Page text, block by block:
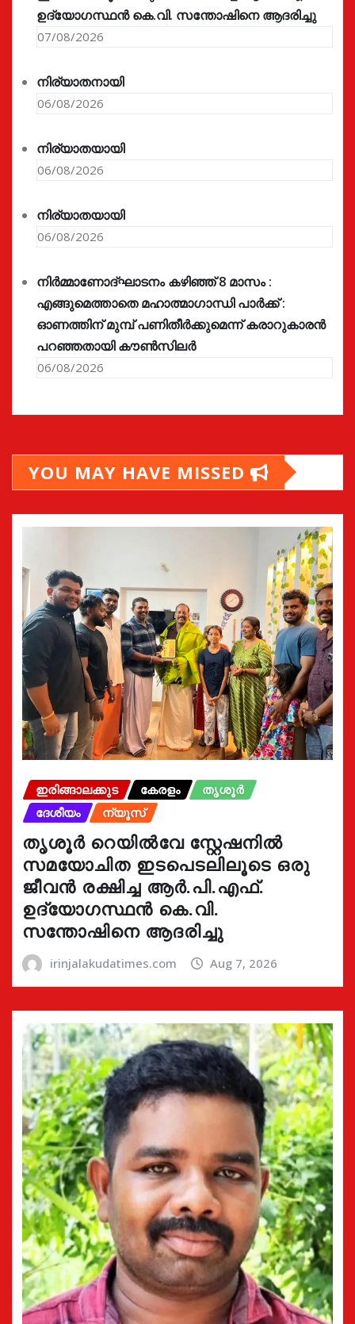
ഉദ്യോഗസ്ഥൻ കെ.വി. സന്തോഷിനെ ആദരിച്ചു
07/08/2026
നിര്യാതനായി
06/08/2026
നിര്യാതയായി
06/08/2026
നിര്യാതയായി
06/08/2026
നിർമ്മാണോദ്ഘാടനം കഴിഞ്ഞ് 8 മാസം :
എങ്ങുമെത്താതെ മഹാത്മാഗാന്ധി പാർക്ക് :
ഓണത്തിന് മുമ്പ് പണിതീർക്കുമെന്ന് കരാറുകാരൻ
പറഞ്ഞതായി കൗൺസിലർ
06/08/2026
YOU MAY HAVE MISSED
ഇരിങ്ങാലക്കുട കേരളം
തൃശൂർ
ദേശീയം
ന്യൂസ്
തൃശൂർ റെയിൽവേ സ്റ്റേഷനിൽ
സമയോചിത ഇടപെടലിലൂടെ ഒരു
ജീവൻ രക്ഷിച്ച ആർ.പി.എഫ്.
ഉദ്യോഗസ്ഥൻ കെ.വി.
സന്തോഷിനെ ആദരിച്ചു
irinjalakudatimes.com Aug 7, 2026